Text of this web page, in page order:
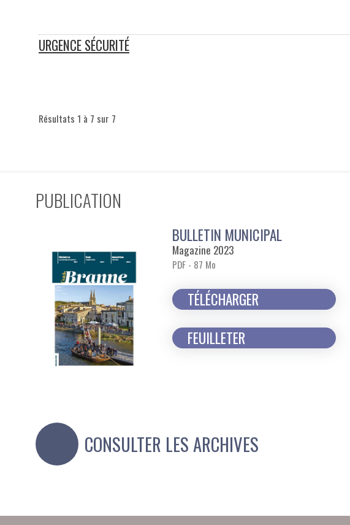
URGENCE SÉCURITÉ
Résultats 1 à 7 sur 7
PUBLICATION
BULLETIN MUNICIPAL
Magazine 2023
PDF - 87 Mo
TÉLÉCHARGER
FEUILLETER
CONSULTER LES ARCHIVES